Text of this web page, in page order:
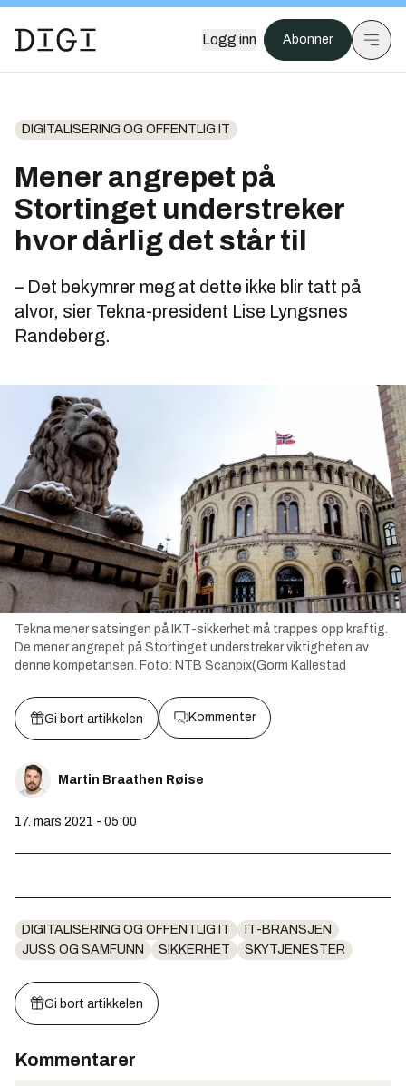
Logg inn Abonner
DIGITALISERING OG OFFENTLIG IT
Mener angrepet på
Stortinget understreker
hvor dårlig det står til
– Det bekymrer meg at dette ikke blir tatt på
alvor, sier Tekna-president Lise Lyngsnes
Randeberg.
Tekna mener satsingen på IKT-sikkerhet må trappes opp kraftig.
De mener angrepet på Stortinget understreker viktigheten av
denne kompetansen. Foto: NTB Scanpix(Gorm Kallestad
Gi bort artikkelen Kommenter
Martin Braathen Røise
17. mars 2021 - 05:00
DIGITALISERING OG OFFENTLIG IT
IT-BRANSJEN
JUSS OG SAMFUNN
SIKKERHET SKYTJENESTER
Gi bort artikkelen
Kommentarer